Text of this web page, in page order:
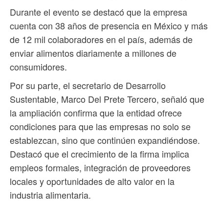
Durante el evento se destacó que la empresa
cuenta con 38 años de presencia en México y más
de 12 mil colaboradores en el país, además de
enviar alimentos diariamente a millones de
consumidores.
Por su parte, el secretario de Desarrollo
Sustentable, Marco Del Prete Tercero, señaló que
la ampliación confirma que la entidad ofrece
condiciones para que las empresas no solo se
establezcan, sino que continúen expandiéndose.
Destacó que el crecimiento de la firma implica
empleos formales, integración de proveedores
locales y oportunidades de alto valor en la
industria alimentaria.